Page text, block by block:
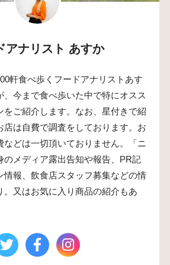
アナリスト あすか
軒食べ歩くフードアナリストあす
、今まで食べ歩いた中で特にオスス
をご紹介します。なお、星付きで紹
店は自費で調査をしております。お
などは一切頂いておりません。「ニ
のメディア露出告知や報告、PR記
情報、飲食店スタッフ募集などの情
。又はお気に入り商品の紹介もあ